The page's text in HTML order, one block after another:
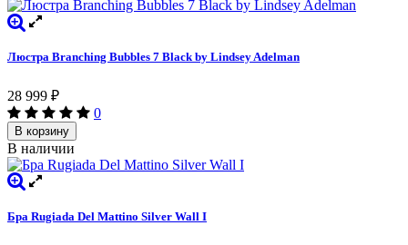
Люстра Branching Bubbles 7 Black by Lindsey Adelman
28 999 ₽
0
В корзину
В наличии
Бра Rugiada Del Mattino Silver Wall I